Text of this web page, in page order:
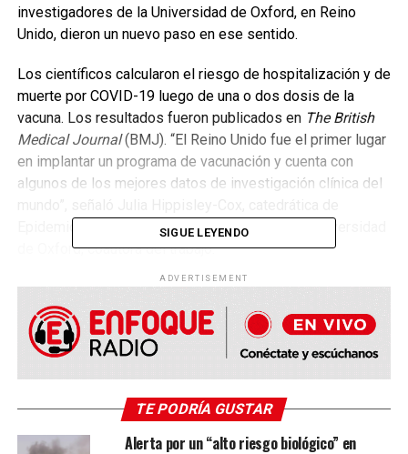
investigadores de la Universidad de Oxford, en Reino
Unido, dieron un nuevo paso en ese sentido.
Los científicos calcularon el riesgo de hospitalización y de
muerte por COVID-19 luego de una o dos dosis de la
vacuna. Los resultados fueron publicados en The British
Medical Journal(BMJ). “El Reino Unido fue el primer lugar
en implantar un programa de vacunación y cuenta con
algunos de los mejores datos de investigación clínica del
Epidemiología Clínica y Práctica General de la Universidad
de Oxford, coautora del trabajo.
Los investigadores usaron un conjunto de datos
nacionales interconectados: la atención primaria, la
inmunización nacional, las pruebas de COVID-19, el
registro de fallecidos y los datos de episodios
hospitalarios. El objetivo de los científicos fue analizar una
muestra de más de 6,9 millones de adultos vacunados, de
los cuales 5,2 millones tenían ambas dosis de vacunas.
Esta muestra incluía 2.031 muertes por Covid-19 y 1.929
SIGUE LEYENDO
ADVERTISEMENT
TE PODRÍA GUSTAR
Alerta por un “alto riesgo biológico” en